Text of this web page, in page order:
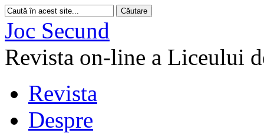
Joc Secund
Revista on-line a Liceului
Revista
Despre